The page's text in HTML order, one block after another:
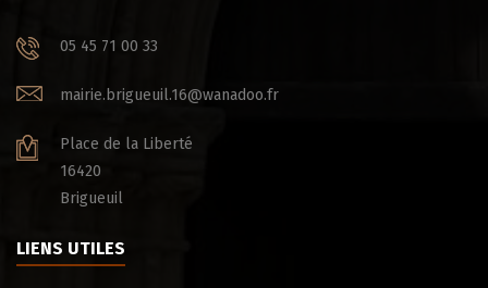
05 45 71 00 33
mairie.brigueuil.16@wanadoo.fr
Place de la Liberté
16420
Brigueuil
LIENS UTILES